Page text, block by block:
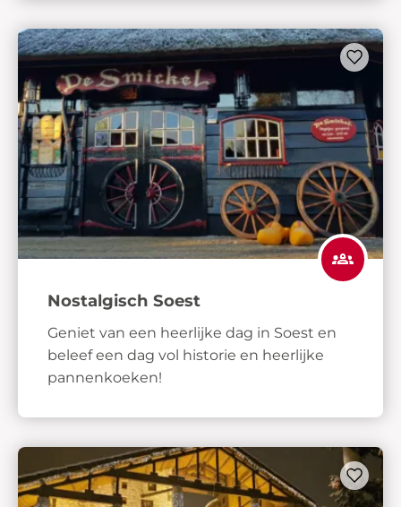
Nostalgisch Soest
Geniet van een heerlijke dag in Soest en
beleef een dag vol historie en heerlijke
pannenkoeken!